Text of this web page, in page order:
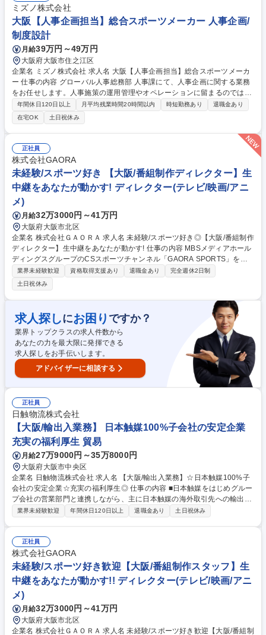
計算ソフトの仕様の把握⇒先輩社員のOJTのもと、給与計算業務を担当し
ます。 ★ゆくゆくは、既存サービスの改善提案、各種プロジェクト進行、
新しいサービスの起案ができるレベルを目指していただきます★ 募集職種
【大阪/給与計算担当】積水化学G/労務・給与計算・人事経験者/年間休日1
25日◎
ミズノ株式会社
大阪【人事企画担当】総合スポーツメーカー 人事企画/
制度設計
月給39万円～49万円
大阪府大阪市住之江区
企業名 ミズノ株式会社 求人名 大阪【人事企画担当】総合スポーツメーカ
ー 仕事の内容 グローバル人事総務部 人事課にて、人事企画に関する業務
をお任せします。人事施策の運用管理やオペレーションに留まるのではな
く、「戦略立案」「企画推進」ができる中核人材としての活躍を期待しま
す。 ・人事制度ポリシーの構築およびポリシー定着に向けた企画立案・推
進 ・HRBP機能として事業戦略と紐づいた人事戦略の立案および実行 ・
人材開発戦略の推進 （経営・事業を理解した要員計画の策定・実行、タレ
ントマネジメントの活用・実践 等） ・人事制度の運用・改定 （評価制
度、賃金制度、資格・役職制度、目標管理 等） 募集職種 大阪【人事企画
担当】総合スポーツメーカー
年間休日120日以上 月平均残業時間20時間以内 時短勤務あり
退職金あり
在宅OK
土日祝休み
正社員
株式会社GAORA
未経験/スポーツ好き 【大阪/番組制作ディレクター】生
中継をあなたが動かす! ディレクター(テレビ/映画/アニ
メ)
月給32万3000円～41万円
大阪府大阪市北区
企業名 株式会社ＧＡＯＲＡ 求人名 未経験/スポーツ好き◎【大阪/番組制作
ディレクター】生中継をあなたが動かす! 仕事の内容 MBSメディアホール
ディングスグループのCSスポーツチャンネル「GAORA SPORTS」を放
送する当社の制作部門にて、番組制作をお任せします。まずは先輩同行で
業務を学び、意欲次第で早くから生中継業務に携われます！ ◆スポーツ中
継映像および番組制作(選手/解説者へ出演依頼、権利交渉） ※野球,バレ
ー,ゴルフ,プロレスなど ◆スポーツ中継・番組・配信コンテンツの制作(動
画の編集) ◆SNSや動画配信プラットフォームへのコンテンツ制作(動画の
編集) ◆生中継番組におけるディレクション作業・正確な番組進行 ◆コン
テンツホルダーとの渉外や新ビジネスの企画開発・打ち合わせ 募集職種
未経験/スポーツ好き◎【大阪/番組制作ディレクター】生中継をあなたが
動かす!
業界未経験歓迎 資格取得支援あり 退職金あり
完全週休2日制
土日祝休み
求人探しにお困り ですか？
業界トップクラスの求人件数から
あなたの力を最大限に発揮できる
求人探しをお手伝いします。
アドバイザーに相談する
正社員
日触物流株式会社
【大阪/輸出入業務】 日本触媒100%子会社の安定企業
充実の福利厚生 貿易
月給27万9000円～35万8000円
大阪府大阪市中央区
企業名 日触物流株式会社 求人名 【大阪/輸出入業務】☆日本触媒100%子
会社の安定企業☆充実の福利厚生◎ 仕事の内容 ■日本触媒をはじめグルー
プ会社の営業部門と連携しながら、主に日本触媒の海外取引先への輸出業
務及び一部輸入業務を中心に、受注・出荷・輸送手配業務を即戦力として
ク、請求・支払処理、その他部内庶務を行って頂き、慣れてきたら、新規
輸送ルート、スキーム組立て、物流費の交渉・試算なども行っていただき
ます（委託先物流会社との交信含む）出荷調整時には日本触媒の製造所側
の担当者とも電話やメールで調整を行っていただきます。※変更の範囲:当
社業務全般 募集職種 【大阪/輸出入業務】☆日本触媒100%子会社の安定
企業☆充実の福利厚生◎
業界未経験歓迎 年間休日120日以上 退職金あり 土日祝休み
正社員
株式会社GAORA
未経験/スポーツ好き歓迎【大阪/番組制作スタッフ】生
中継をあなたが動かす!! ディレクター(テレビ/映画/アニ
メ)
月給32万3000円～41万円
大阪府大阪市北区
企業名 株式会社ＧＡＯＲＡ 求人名 未経験/スポーツ好き歓迎【大阪/番組制